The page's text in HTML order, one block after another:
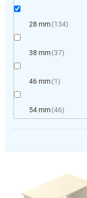
28 mm 134
38 mm 37
46 mm 1
54 mm 46
V